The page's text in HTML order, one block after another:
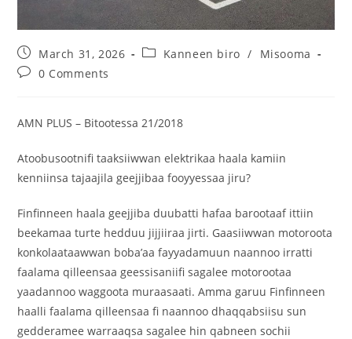
March 31, 2026 Kanneen biro /
Misooma
0 Comments
AMN PLUS – Bitootessa 21/2018
Atoobusootnifi taaksiiwwan elektrikaa haala kamiin
kenniinsa tajaajila geejjibaa fooyyessaa jiru?
Finfinneen haala geejjiba duubatti hafaa barootaaf ittiin
beekamaa turte hedduu jijjiiraa jirti. Gaasiiwwan motoroota
konkolaataawwan boba’aa fayyadamuun naannoo irratti
faalama qilleensaa geessisaniifi sagalee motorootaa
yaadannoo waggoota muraasaati. Amma garuu Finfinneen
haalli faalama qilleensaa fi naannoo dhaqqabsiisu sun
gedderamee warraaqsa sagalee hin qabneen sochii